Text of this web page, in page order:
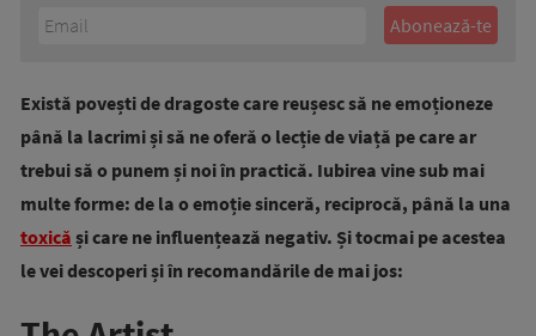
Există povești de dragoste care reușesc să ne emoționeze
până la lacrimi și să ne oferă o lecție de viață pe care ar
trebui să o punem și noi în practică. Iubirea vine sub mai
multe forme: de la o emoție sinceră, reciprocă, până la una
toxică și care ne influențează negativ. Și tocmai pe acestea
le vei descoperi și în recomandările de mai jos: